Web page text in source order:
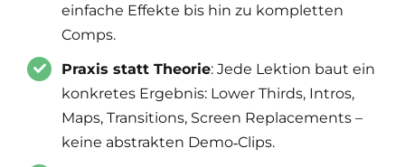
einfache Effekte bis hin zu kompletten
Comps.
Praxis statt Theorie: Jede Lektion baut ein
konkretes Ergebnis: Lower Thirds, Intros,
Maps, Transitions, Screen Replacements –
keine abstrakten Demo‑Clips.